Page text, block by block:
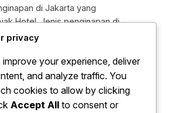
di Jakarta yang
Hotel. Jenis penginapan di
bebas pajak hotel
pelaku usaha dan
yang ingin memahami aturan
daerah. Di tengah
sektor pariwisata dan
privacy
your experience, deliver
and analyze traffic. You
cookies to allow by clicking
Accept All to consent or